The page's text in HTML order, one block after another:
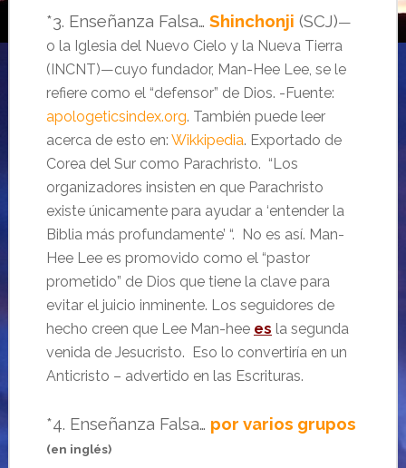
*3. Enseñanza Falsa… Shinchonji (SCJ)—
o la Iglesia del Nuevo Cielo y la Nueva Tierra
(INCNT)—cuyo fundador, Man-Hee Lee, se le
refiere como el “defensor” de Dios. -Fuente:
apologeticsindex.org. También puede leer
acerca de esto en: Wikkipedia. Exportado de
Corea del Sur como Parachristo. “Los
organizadores insisten en que Parachristo
existe únicamente para ayudar a ‘entender la
Biblia más profundamente’ “. No es así. Man-
Hee Lee es promovido como el “pastor
prometido” de Dios que tiene la clave para
evitar el juicio inminente. Los seguidores de
hecho creen que Lee Man-hee es la segunda
venida de Jesucristo. Eso lo convertiría en un
Anticristo – advertido en las Escrituras.
*4. Enseñanza Falsa… por varios grupos
(en inglés)